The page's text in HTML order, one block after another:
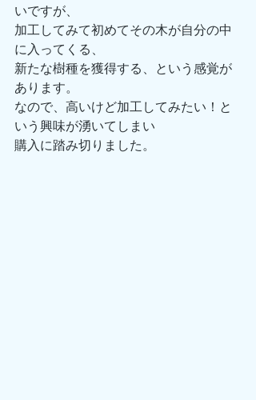
いですが、
加工してみて初めてその木が自分の中
に入ってくる、
新たな樹種を獲得する、という感覚が
あります。
なので、高いけど加工してみたい！と
いう興味が湧いてしまい
購入に踏み切りました。